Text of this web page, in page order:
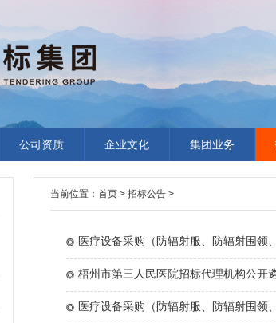
公司资质 企业文化 集团业务
当前位置： 首页 > 招标公告 >
医疗设备采购（防辐射服、防辐射围领
成交结果公告
梧州市第三人民医院招标代理机构公开
公告医疗设备采购（防辐射服、防辐射围领